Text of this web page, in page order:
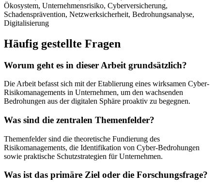
Ökosystem, Unternehmensrisiko, Cyberversicherung,
Schadensprävention, Netzwerksicherheit, Bedrohungsanalyse,
Digitalisierung
Häufig gestellte Fragen
Worum geht es in dieser Arbeit grundsätzlich?
Die Arbeit befasst sich mit der Etablierung eines wirksamen Cyber-
Risikomanagements in Unternehmen, um den wachsenden
Bedrohungen aus der digitalen Sphäre proaktiv zu begegnen.
Was sind die zentralen Themenfelder?
Themenfelder sind die theoretische Fundierung des
Risikomanagements, die Identifikation von Cyber-Bedrohungen
sowie praktische Schutzstrategien für Unternehmen.
Was ist das primäre Ziel oder die Forschungsfrage?